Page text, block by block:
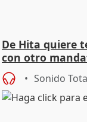
De Hita quiere
con otro
Sonido